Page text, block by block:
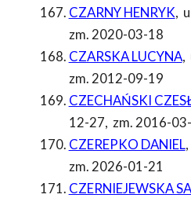
CZARNY HENRYK,
zm. 2020-03-18
CZARSKA LUCYNA,
zm. 2012-09-19
CZECHAŃSKI
12-27, zm. 2016-
CZEREPKO DANIEL,
zm. 2026-01-21
CZERNIEJEWSKA